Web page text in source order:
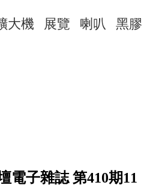
大機 展覽 喇叭 黑膠
電子雜誌 第410期11